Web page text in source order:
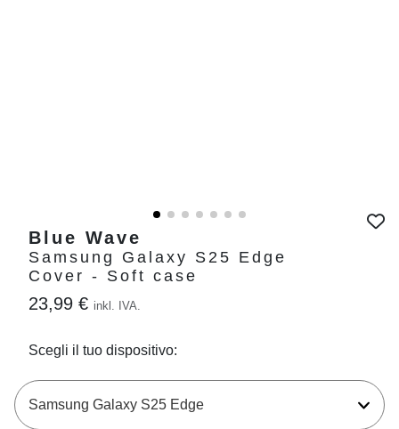
Blue Wave
Samsung Galaxy S25 Edge
Cover - Soft case
23,99 € inkl. IVA.
Scegli il tuo dispositivo: